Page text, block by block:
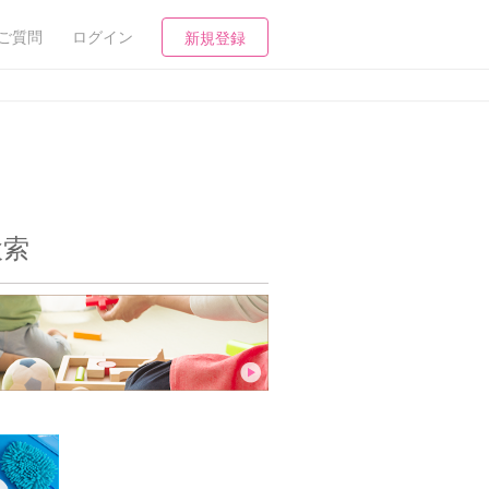
質問 ログイン 新規登録